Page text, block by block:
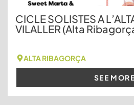
CICLE SOLISTES A
VILALLER (Alta
ALTA RIBAGORÇA
SEE MORE